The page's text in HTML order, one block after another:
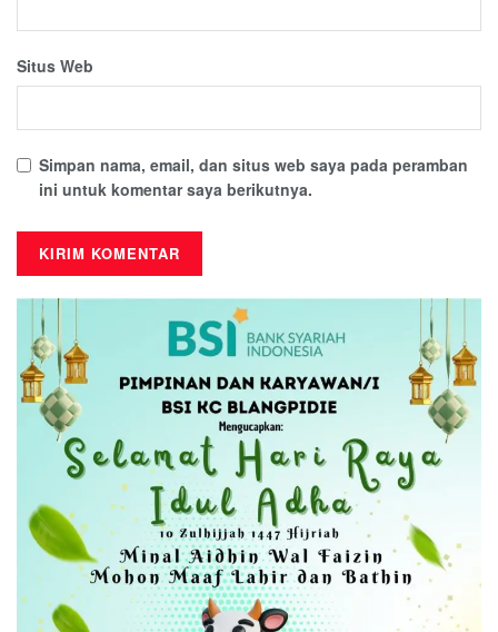
Situs Web
Simpan nama, email, dan situs web saya pada peramban
ini untuk komentar saya berikutnya.